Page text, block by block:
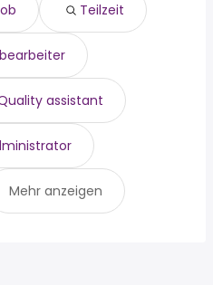
Teilzeit
assistant
Mehr anzeigen